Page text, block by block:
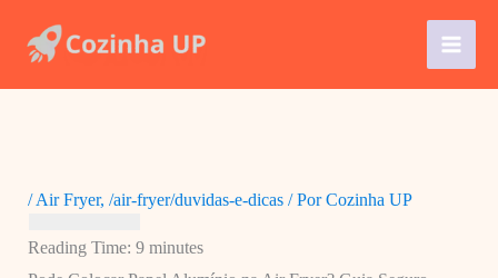
para
/Air Fryer, /air-fryer/duvidas-e-dicas/ PorCozinha UP
Reading Time: 9 minutes